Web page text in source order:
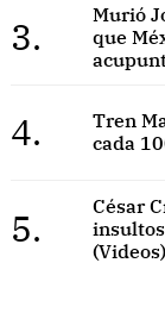
3.
Murió
que
4.
Tren
cada
5.
César